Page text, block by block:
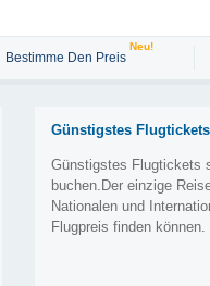
Bestimme Den Preis
Neu!
Günstigstes
Günstigstes Flugtickets
buchen.Der einzige
Nationalen und
Flugpreis finden können.